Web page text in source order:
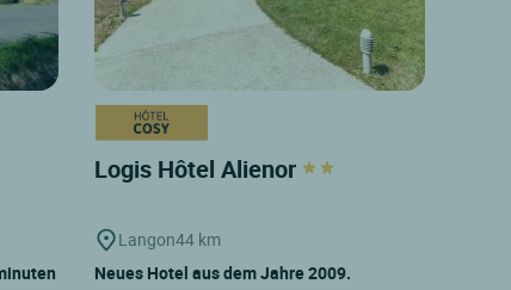
Logis Hôtel Alienor
Langon44 km
Neues Hotel aus dem Jahre 2009.